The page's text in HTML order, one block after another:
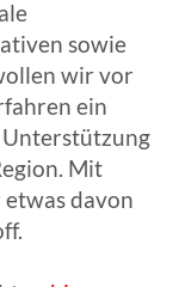
sowie
wir vor
ein
Mit
davon